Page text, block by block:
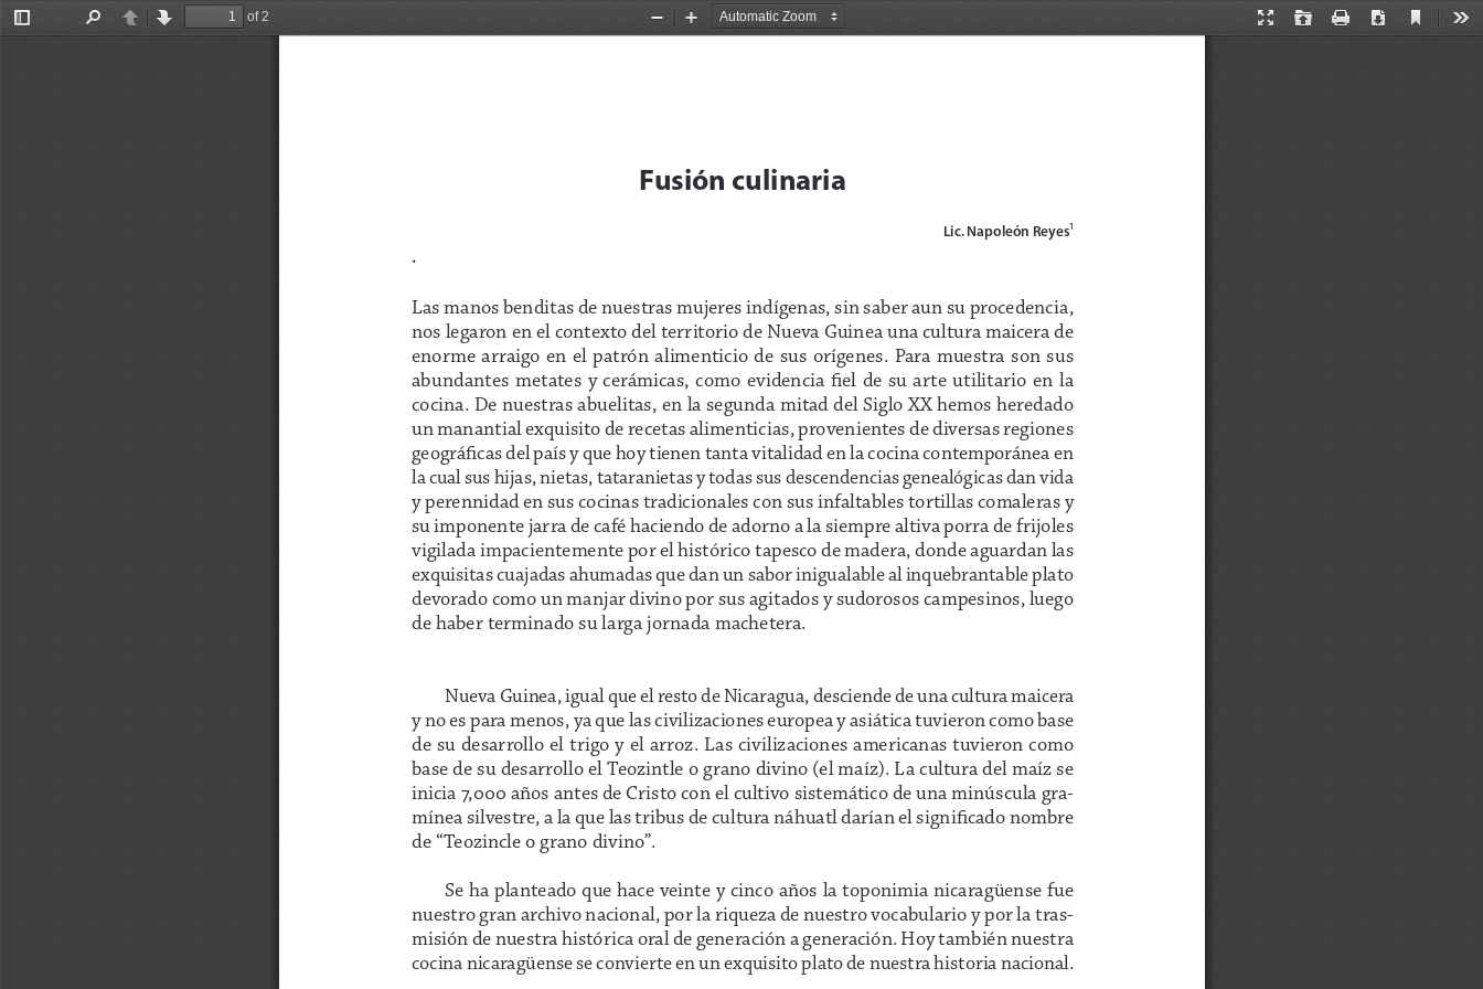
Toggle
PreviousNext
of 2
Presentation
Open Print Download
Current
Zoom
Zoom
Fusión culinaria
Lic. Napoleón Reyes1
Las manos benditas de nuestras mujeres indígenas, sin saber aun su procedencia,
nos legaron en el contexto del territorio de Nueva Guinea una cultura maicera de
enorme  arraigo  en  el  patrón  alimenticio  de  sus  orígenes.  Para  muestra  son  sus
abundantes  metates  y  cerámicas,  como  evidencia  fiel  de  su  arte  utilitario  en  la
cocina. De nuestras abuelitas, en la segunda mitad del Siglo XX hemos heredado
un manantial exquisito de recetas alimenticias, provenientes de diversas regiones
geográficas del país y que hoy tienen tanta vitalidad en la cocina contemporánea en
la cual sus hijas, nietas, tataranietas y todas sus descendencias genealógicas dan vida
y perennidad en sus cocinas tradicionales con sus infaltables tortillas comaleras y
su imponente jarra de café haciendo de adorno a la siempre altiva porra de frijoles
vigilada impacientemente por el histórico tapesco de madera, donde aguardan las
exquisitas cuajadas ahumadas que dan un sabor inigualable al inquebrantable plato
devorado como un manjar divino por sus agitados y sudorosos campesinos, luego
de haber terminado su larga jornada machetera.
Nueva Guinea, igual que el resto de Nicaragua, desciende de una cultura maicera
y no es para menos, ya que las civilizaciones europea y asiática tuvieron como base
de su desarrollo el trigo y el arroz. Las civilizaciones americanas tuvieron como
base de su desarrollo el Teozintle o grano divino (el maíz). La cultura del maíz se
inicia 7,000 años antes de Cristo con el cultivo sistemático de una minúscula gra-
mínea silvestre, a la que las tribus de cultura náhuatl darían el significado nombre
de “Teozincle o grano divino”.
Se ha planteado que hace veinte y cinco años la toponimia nicaragüense fue
nuestro gran archivo nacional, por la riqueza de nuestro vocabulario y por la tras-
misión de nuestra histórica oral de generación a generación. Hoy también nuestra
cocina nicaragüense se convierte en un exquisito plato de nuestra historia nacional.